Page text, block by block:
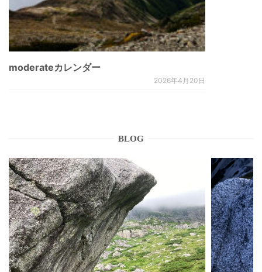
moderateカレンダー
2026年4月20日
BLOG